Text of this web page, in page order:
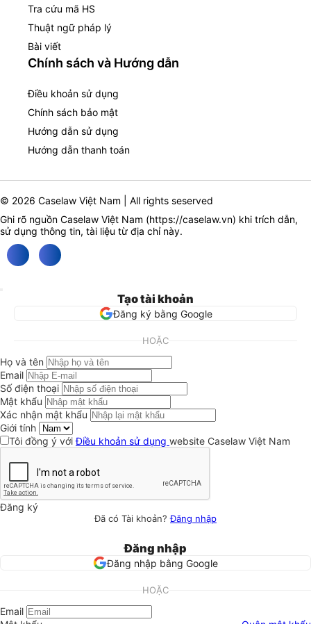
Tra cứu mã HS
Thuật ngữ pháp lý
Bài viết
Chính sách và Hướng dẫn
Điều khoản sử dụng
Chính sách bảo mật
Hướng dẫn sử dụng
Hướng dẫn thanh toán
© 2026 Caselaw Việt Nam | All rights seserved
Ghi rõ nguồn Caselaw Việt Nam (https://caselaw.vn) khi trích dẫn,
sử dụng thông tin, tài liệu từ địa chỉ này.
Tạo tài khoản
Đăng ký bằng Google
HOẶC
Họ và tên
Email
Số điện thoại
Mật khẩu
Xác nhận mật khẩu
Giới tính
Tôi đồng ý vớiĐiều khoản sử dụng website Caselaw Việt Nam
Đăng ký
Đã có Tài khoản?Đăng nhập
Đăng nhập
Đăng nhập bằng Google
HOẶC
Email